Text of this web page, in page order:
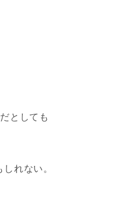
としても
れない。